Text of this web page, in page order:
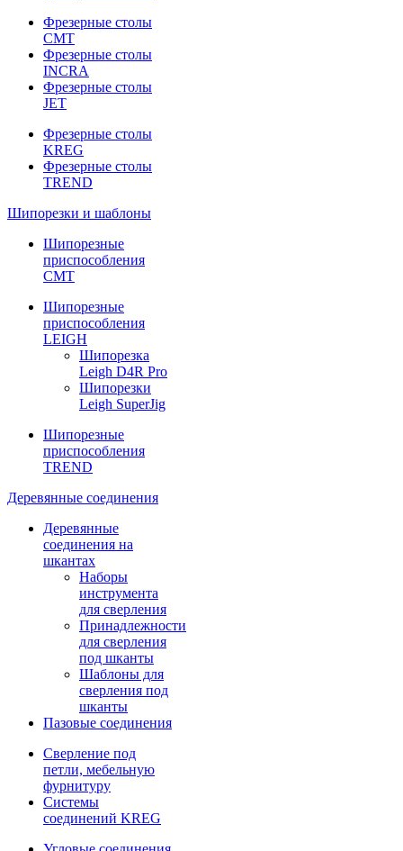
Фрезерные столы
CMT
Фрезерные столы
INCRA
Фрезерные столы
JET
Фрезерные столы
KREG
Фрезерные столы
TREND
Шипорезки и шаблоны
Шипорезные
приспособления
CMT
Шипорезные
приспособления
LEIGH
Шипорезка
Leigh D4R Pro
Шипорезки
Leigh SuperJig
Шипорезные
приспособления
TREND
Деревянные соединения
Деревянные
соединения на
шкантах
Наборы
инструмента
для сверления
Принадлежности
для сверления
под шканты
Шаблоны для
сверления под
шканты
Пазовые соединения
Сверление под
петли, мебельную
фурнитуру
Системы
соединений KREG